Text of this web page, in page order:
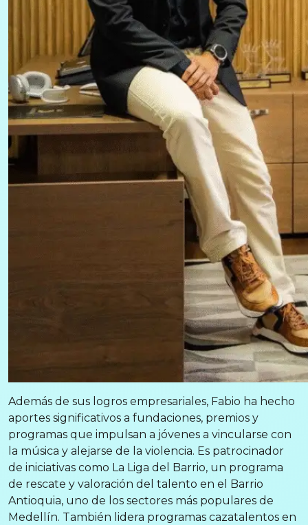
Además de sus logros empresariales, Fabio ha hecho
aportes significativos a fundaciones, premios y
programas que impulsan a jóvenes a vincularse con
la música y alejarse de la violencia. Es patrocinador
de iniciativas como La Liga del Barrio, un programa
de rescate y valoración del talento en el Barrio
Antioquia, uno de los sectores más populares de
Medellín. También lidera programas cazatalentos en